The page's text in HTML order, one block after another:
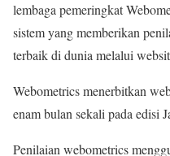
lembaga pemeringkat
sistem yang memberikan
terbaik di dunia melalui
Webometrics menerbitkan
enam bulan sekali pada edisi
Penilaian webometrics